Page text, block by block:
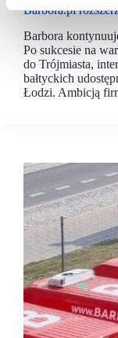
Barbora.pl
Barbora
Po sukcesie na
do Trójmiasta,
bałtyckich
Łodzi. Ambicją